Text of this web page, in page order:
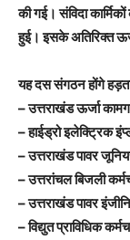
की गई। संविदा
हुई। इसके अतिरिक्त
यह दस संगठन होंगे
– उत्तराखंड ऊर्जा
– हाईड्रो इलेक्ट्रिक
– उत्तराखंड पावर
– उत्तरांचल बिजली
– उत्तराखंड पावर
– विद्युत प्राविधिक